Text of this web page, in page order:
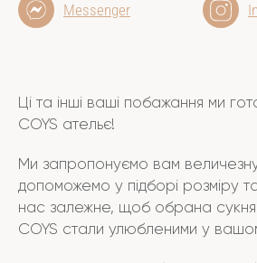
Messenger
Ці та інші ваші побажання ми
COYS ательє!
Ми запропонуємо вам величезну
допоможемо у підборі розміру
нас залежне, щоб обрана сукня
COYS стали улюбленими у